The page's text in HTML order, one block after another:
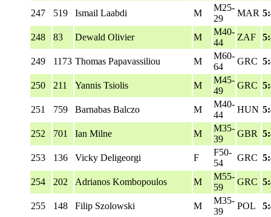
247 519 Ismail Laabdi M
M25-
29
MAR
248 83 Dewald Olivier M
M40-
44
ZAF
249 1173 Thomas Papavassiliou M
M60-
64
GRC
250 211 Yannis Tsiolis M
M45-
49
GRC
251 759 Barnabas Balczo M
M40-
44
HUN
252 701 Ian Milne M
M35-
39
GBR
253 136 Vicky Deligeorgi F
F50-
54
GRC
254 202 Adrianos Kombopoulos M
M55-
59
GRC
255 148 Filip Szolowski M
M35-
39
POL